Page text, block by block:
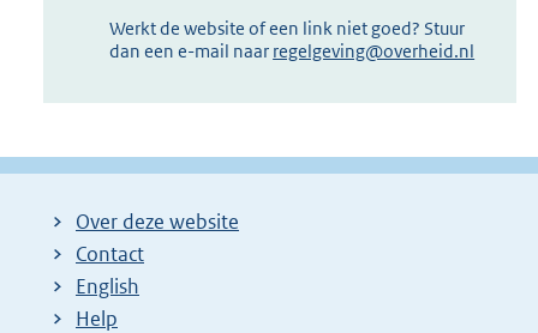
Werkt de website of een link niet goed? Stuur
dan een e-mail naar regelgeving@overheid.nl
Over deze website
Contact
English
Help